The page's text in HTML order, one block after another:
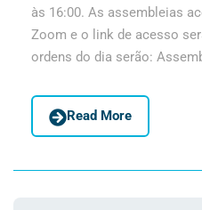
às 16:00. As assembleias
Zoom e o link de acesso
ordens do dia serão:
Read More